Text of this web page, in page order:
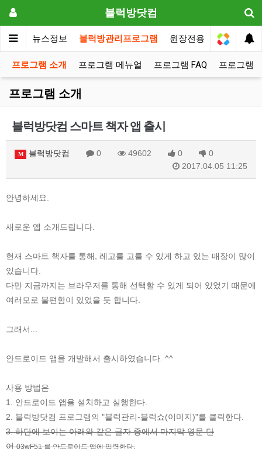
블럭방닷컴
메인 뉴스정보 블럭방관리프로그램 원장전용
프로그램 소개 프로그램 메뉴얼 프로그램 FAQ 프로그램
프로그램 소개
블럭방닷컴 스마트 책자 앱 출시
M 블럭방닷컴 0 49602 0
0
2017.04.05 11:25
안녕하세요.
새로운 앱 소개드립니다.
현재 스마트 책자를 통해, 레고를 고를 수 있게 하고 있는 매장이 많이
있습니다.
다만 지금까지는 브라우저를 통해 선택할 수 있게 되어 있었기 때문에
여러모로 불편함이 있었을 듯 합니다.
그래서...
안드로이드 앱을 개발해서 출시하였습니다. ^^
사용 방법은
1. 안드로이드 앱을 설치하고 실행한다.
2. 블럭방닷컴 프로그램의 "블럭관리-블럭쇼(이미지)"를 클릭한다.
3. 하단에 보이는 아래와 같은 글자 중에서 마지막 영문 단
어03wF51를 안드로이드 앱에 입력한다.